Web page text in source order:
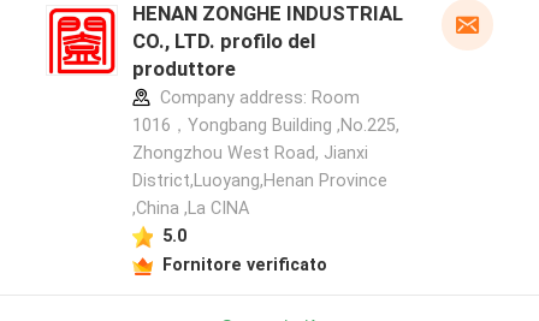
HENAN ZONGHE INDUSTRIAL
CO., LTD. profilo del
produttore
Company address: Room
1016，Yongbang Building ,No.225,
Zhongzhou West Road, Jianxi
District,Luoyang,Henan Province
,China ,La CINA
5.0
Fornitore verificato